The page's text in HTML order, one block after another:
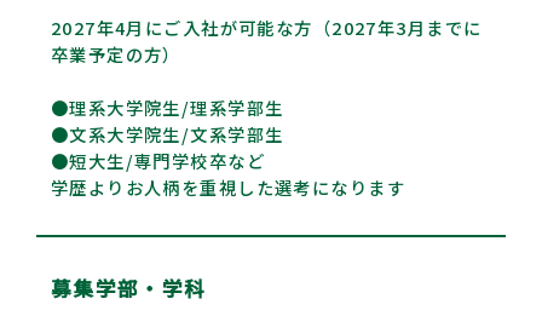
2027年4月にご入社が可能な方（2027年3月までに
卒業予定の方）
●理系大学院生/理系学部生
●文系大学院生/文系学部生
●短大生/専門学校卒など
学歴よりお人柄を重視した選考になります
募集学部・学科